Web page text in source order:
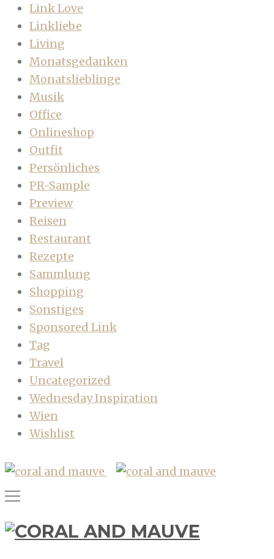
Link Love
Linkliebe
Living
Monatsgedanken
Monatslieblinge
Musik
Office
Onlineshop
Outfit
Persönliches
PR-Sample
Preview
Reisen
Restaurant
Rezepte
Sammlung
Shopping
Sonstiges
Sponsored Link
Tag
Travel
Uncategorized
Wednesday Inspiration
Wien
Wishlist